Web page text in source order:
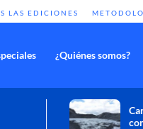
LAS EDICIONES
¿Quiénes somos?
Cambio
como objetivo